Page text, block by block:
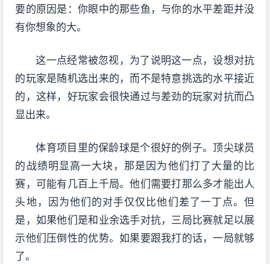
要的原因是：你眼中的那些鱼，与你的水平差距并没
有你想象的大。
这一点经常被忽视，为了说明这一点，设想对抗
的玩家是随机选出来的，而不是特意挑选的水平接近
的，这样，好玩家会很快通过与差劲的玩家对抗而凸
显出来。
体育项目里的保龄球是个很好的例子。顶尖球员
的战绩明显高一大块，那是因为他们打了大量的比
赛，可能有几百上千局。他们需要打那么多才能出人
头地，因为他们的对手仅仅比他们差了一丁点。但
是，如果他们是和业余选手对抗，三局比赛就足以展
示他们压倒性的优势。如果要跟我打的话，一局就够
了。